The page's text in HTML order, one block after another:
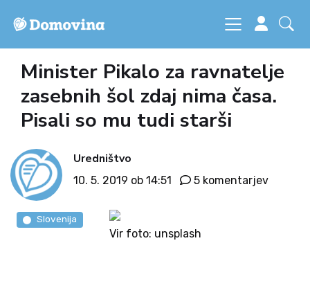
Minister Pikalo za ravnatelje
zasebnih šol zdaj nima časa.
Pisali so mu tudi starši
Uredništvo
10. 5. 2019 ob 14:51 5 komentarjev
Vir foto: unsplash
Slovenija